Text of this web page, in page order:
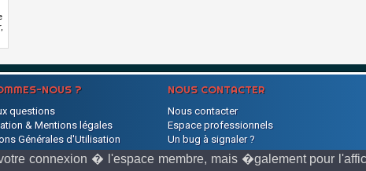
connexion � l'espace membre, mais �galement pour
NOUS ? NOUS CONTACTER
questions
& Mentions légales
Générales d'Utilisation
Nous contacter
Espace professionnels
Un bug à signaler ?